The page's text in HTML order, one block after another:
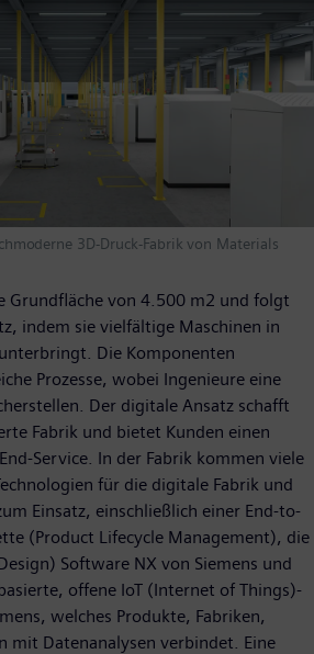
3D-Druck-Fabrik von Materials
Grundfläche von 4.500 m2 und folgt
indem sie vielfältige Maschinen in
Die Komponenten
Prozesse, wobei Ingenieure eine
Der digitale Ansatz schafft
Fabrik und bietet Kunden einen
Service. In der Fabrik kommen viele
für die digitale Fabrik und
Einsatz, einschließlich einer End-to-
(Product Lifecycle Management), die
Software NX von Siemens und
offene IoT (Internet of Things)-
welches Produkte, Fabriken,
mit Datenanalysen verbindet. Eine